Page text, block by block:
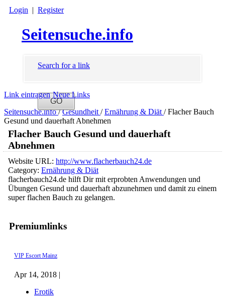
Login | Register
Seitensuche.info
Search for a link
Link eintragen Neue Links
Seitensuche.info/ Gesundheit/ Ernährung & Diät/ Flacher Bauch
Gesund und dauerhaft Abnehmen
Premiumlinks
VIP Escort Mainz
Apr 14, 2018 |
Erotik
Flacher Bauch Gesund und dauerhaft
Abnehmen
Website URL: http://www.flacherbauch24.de
Category: Ernährung & Diät
flacherbauch24.de hilft Dir mit erprobten Anwendungen und
Übungen Gesund und dauerhaft abzunehmen und damit zu einem
super flachen Bauch zu gelangen.